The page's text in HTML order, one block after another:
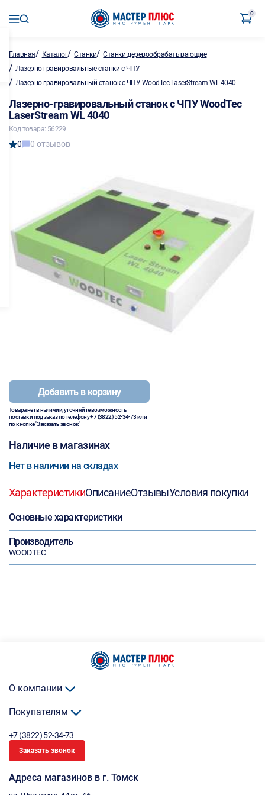
0
Главная/ Каталог/Станки/Станки деревообрабатывающие
/ Лазерно-гравировальные станки с ЧПУ
/ Лазерно-гравировальный станок с ЧПУ WoodTec LaserStream WL 4040
Лазерно-гравировальный станок с ЧПУ WoodTec
LaserStream WL 4040
Код товара: 56229
0 0 отзывов
Добавить в корзину
Товара нет в наличии, уточняйте возможность
поставки под заказ по телефону+7 (3822) 52-34-73или
по кнопке "Заказать звонок"
Наличие в магазинах
Нет в наличии на складах
ХарактеристикиОписаниеОтзывыУсловия покупки
Основные характеристики
Производитель
WOODTEC
О компании
Покупателям
+7 (3822) 52-34-73
Заказать звонок
Адреса магазинов в г. Томск